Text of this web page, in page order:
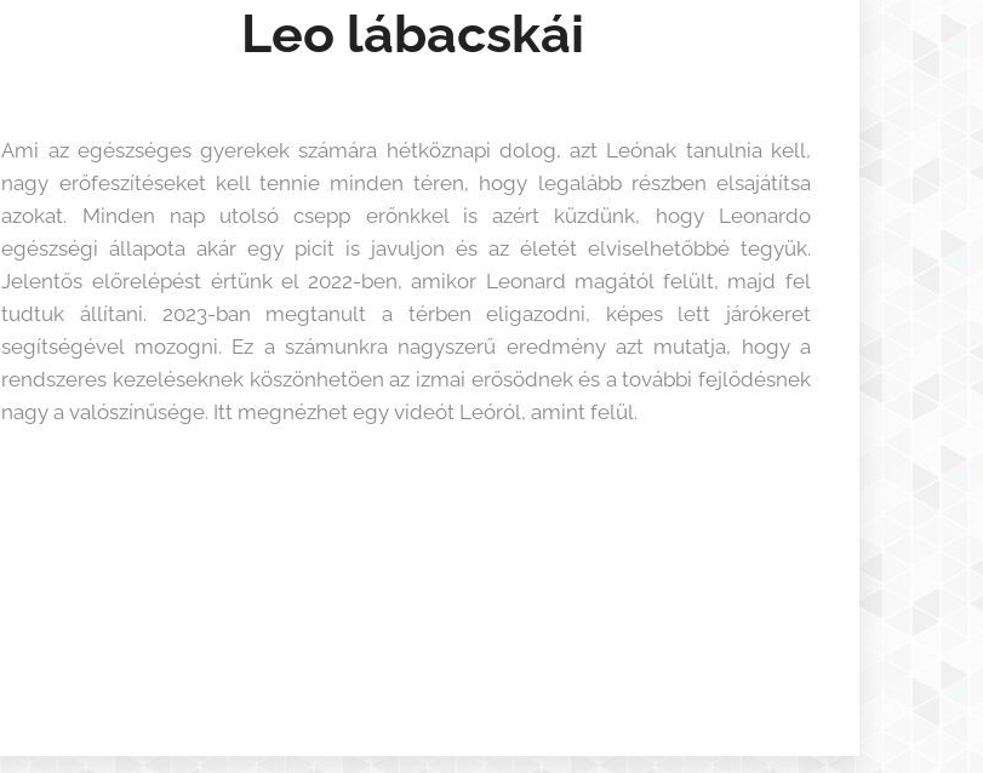
Leo lábacskái
Ami az egészséges gyerekek számára hétköznapi dolog, azt Leónak tanulnia kell,
nagy erőfeszítéseket kell tennie minden téren, hogy legalább részben elsajátítsa
azokat. Minden nap utolsó csepp erőnkkel is azért küzdünk, hogy Leonardo
egészségi állapota akár egy picit is javuljon és az életét elviselhetőbbé tegyük.
Jelentős előrelépést értünk el 2022-ben, amikor Leonard magától felült, majd fel
tudtuk állítani. 2023-ban megtanult a térben eligazodni, képes lett járókeret
segítségével mozogni. Ez a számunkra nagyszerű eredmény azt mutatja, hogy a
rendszeres kezeléseknek köszönhetöen az izmai erősödnek és a további fejlődésnek
nagy a valószínűsége. Itt megnézhet egy videót Leóról, amint felül.